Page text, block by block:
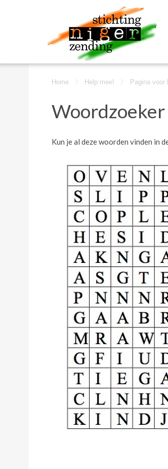
Home Help mee! Pagina voor
Woordzoeker
Kun je al deze woorden vinden in